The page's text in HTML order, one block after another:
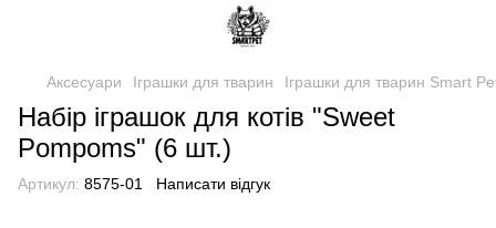
Аксесуари Іграшки для тварин Іграшки для тварин Smart
Набір іграшок для котів "Sweet
Pompoms" (6 шт.)
Артикул: 8575-01 Написати відгук